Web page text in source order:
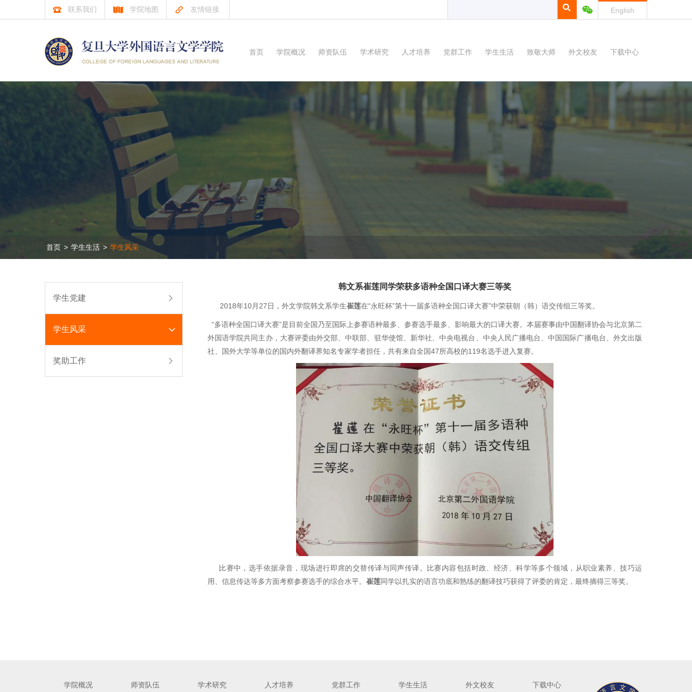
联系我们 学院地图 友情链接 English
首页 学院概况 师资队伍 学术研究 人才培养 党群工作 学生生活 致敬大师 外文校友 下载中心
首页 > 学生生活 > 学生风采
学生党建
学生风采
奖助工作
韩文系崔莲同学荣获多语种全国口译大赛三等奖
2018年10月27日，外文学院韩文系学生崔莲在“永旺杯”第十一届多语种全国口译大赛”中荣获朝（韩）语交传组三等奖。
“多语种全国口译大赛”是目前全国乃至国际上参赛语种最多、参赛选手最多、影响最大的口译大赛。本届赛事由中国翻译协会与北京第二
外国语学院共同主办，大赛评委由外交部、中联部、驻华使馆、新华社、中央电视台、中央人民广播电台、中国国际广播电台、外文出版
社、国外大学等单位的国内外翻译界知名专家学者担任，共有来自全国47所高校的119名选手进入复赛。
比赛中，选手依据录音，现场进行即席的交替传译与同声传译。比赛内容包括时政、经济、科学等多个领域，从职业素养、技巧运
用、信息传达等多方面考察参赛选手的综合水平。 崔莲同学以扎实的语言功底和熟练的翻译技巧获得了评委的肯定，最终摘得三等奖。
学院概况 师资队伍 学术研究 人才培养 党群工作 学生生活 外文校友 下载中心